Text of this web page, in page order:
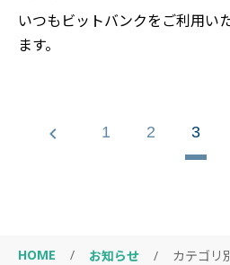
いつもビットバンクをご利用い
ます。
1 2 3
HOME / お知らせ / カテゴリ